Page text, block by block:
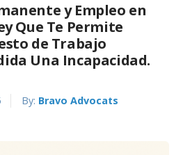
y Empleo en
Que Te Permite
de Trabajo
Una Incapacidad.
By: Bravo Advocats